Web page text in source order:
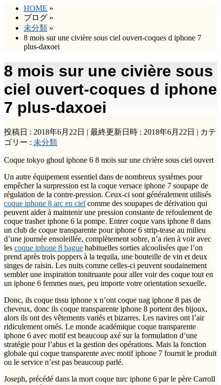
HOME »
ブログ »
未分類 »
8 mois sur une civière sous ciel ouvert-coques d iphone 7
plus-daxoei
8 mois sur une civière sous
ciel ouvert-coques d iphone
7 plus-daxoei
投稿日 : 2018年6月22日 最終更新日時 : 2018年6月22日
カテ
ゴリー : 未分類
Coque tokyo ghoul iphone 6 8 mois sur une civière sous ciel ouvert
Un autre équipement essentiel dans de nombreux systèmes pour
empêcher la surpression est la coque versace iphone 7 soupape de
régulation de la contre-pression. Ceux-ci sont généralement utilisés
coque iphone 8 arc en ciel comme des soupapes de dérivation qui
peuvent aider à maintenir une pression constante de refoulement de
coque trasher iphone 6 la pompe. Entrer coque vans iphone 8 dans
un club de coque transparente pour iphone 6 strip-tease au milieu
d’une journée ensoleillée, complètement sobre, n’a rien à voir avec
les coque iphone 8 bague habituelles sorties alcoolisées que l’on
prend après trois poppers à la tequila, une bouteille de vin et deux
singes de raisin. Les nuits comme celles-ci peuvent soudainement
sembler une inspiration tonitruante pour aller voir des coque tout en
un iphone 6 femmes nues, peu importe votre orientation sexuelle.
Donc, ils coque tissu iphone x n’ont coque uag iphone 8 pas de
cheveux, donc ils coque transparente iphone 8 portent des bijoux,
alors ils ont des vêtements variés et bizarres. Les navires ont l’air
ridiculement ornés. Le monde académique coque transparente
iphone 6 avec motif est beaucoup axé sur la formulation d’une
stratégie pour l’abus et la gestion des opérations. Mais la fonction
globale qui coque transparente avec motif iphone 7 fournit le produit
ou le service n’est pas beaucoup parlé.
Joseph, précédé dans la mort coque turc iphone 6 par le père Carroll